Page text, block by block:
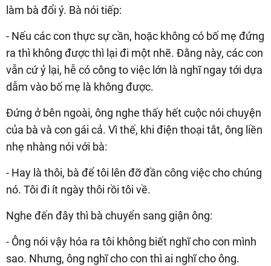
làm bà đổi ý. Bà nói tiếp:
- Nếu các con thực sự cần, hoặc không có bố mẹ đứng
ra thì không được thì lại đi một nhẽ. Đằng này, các con
vẫn cứ ỷ lại, hễ có công to việc lớn là nghĩ ngay tới dựa
dẫm vào bố mẹ là không được.
Đứng ở bên ngoài, ông nghe thấy hết cuộc nói chuyện
của bà và con gái cả. Vì thế, khi điện thoại tắt, ông liền
nhẹ nhàng nói với bà:
- Hay là thôi, bà để tôi lên đỡ đần công việc cho chúng
nó. Tôi đi ít ngày thôi rồi tôi về.
Nghe đến đây thì bà chuyển sang giận ông:
- Ông nói vậy hóa ra tôi không biết nghĩ cho con mình
sao. Nhưng, ông nghĩ cho con thì ai nghĩ cho ông.